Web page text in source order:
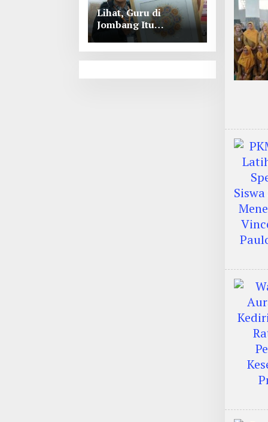
Lihat, Guru di
Jombang Itu
Menunjukkan Hasil
Prestasinya di
Kancah